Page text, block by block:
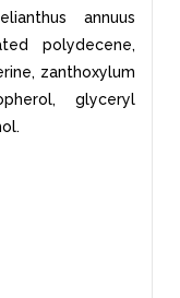
annuus
polydecene,
zanthoxylum
glyceryl